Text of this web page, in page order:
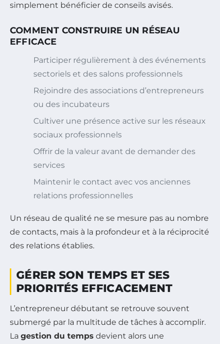
simplement bénéficier de conseils avisés.
COMMENT CONSTRUIRE UN RÉSEAU
EFFICACE
Participer régulièrement à des événements
sectoriels et des salons professionnels
Rejoindre des associations d’entrepreneurs
ou des incubateurs
Cultiver une présence active sur les réseaux
sociaux professionnels
Offrir de la valeur avant de demander des
services
Maintenir le contact avec vos anciennes
relations professionnelles
Un réseau de qualité ne se mesure pas au nombre
de contacts, mais à la profondeur et à la réciprocité
des relations établies.
GÉRER SON TEMPS ET SES
PRIORITÉS EFFICACEMENT
L’entrepreneur débutant se retrouve souvent
submergé par la multitude de tâches à accomplir.
La gestion du temps devient alors une